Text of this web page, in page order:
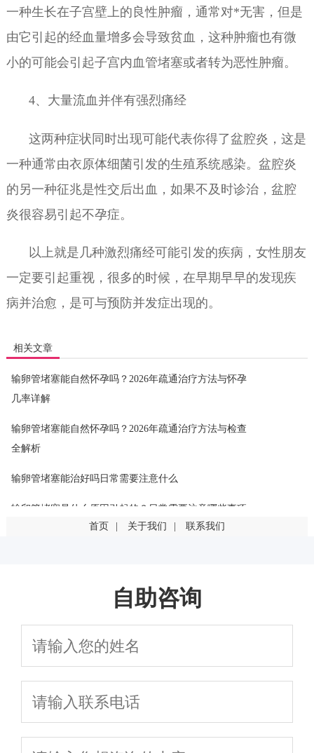
一种生长在子宫壁上的良性肿瘤，通常对*无害，但是
由它引起的经血量增多会导致贫血，这种肿瘤也有微
小的可能会引起子宫内血管堵塞或者转为恶性肿瘤。
4、大量流血并伴有强烈痛经
这两种症状同时出现可能代表你得了盆腔炎，这是
一种通常由衣原体细菌引发的生殖系统感染。盆腔炎
的另一种征兆是性交后出血，如果不及时诊治，盆腔
炎很容易引起不孕症。
以上就是几种激烈痛经可能引发的疾病，女性朋友
一定要引起重视，很多的时候，在早期早早的发现疾
病并治愈，是可与预防并发症出现的。
相关文章
输卵管堵塞能自然怀孕吗？2026年疏通治疗方法与怀孕
几率详解
输卵管堵塞能自然怀孕吗？2026年疏通治疗方法与检查
全解析
输卵管堵塞能治好吗日常需要注意什么
输卵管堵塞是什么原因引起的？日常需要注意哪些事项
首页 关于我们 联系我们
自助咨询